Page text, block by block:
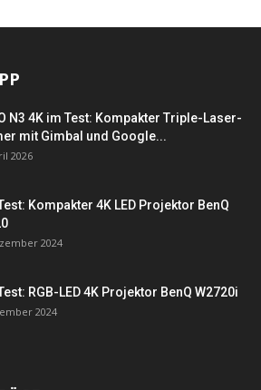
N3 4K im Test: Kompakter Triple-Laser-
mit Gimbal und Google...
2026
Kompakter 4K LED Projektor BenQ
2024
RGB-LED 4K Projektor BenQ W2720i
2024